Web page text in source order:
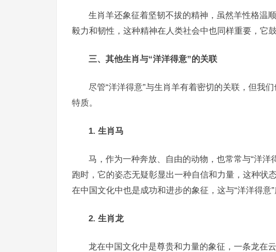
生肖羊还象征着坚韧不拔的精神，虽然羊性格温
毅力和韧性，这种精神在人类社会中也同样重要，它
三、其他生肖与“洋洋得意”的关联
尽管“洋洋得意”与生肖羊有着密切的关联，但我
特质。
1. 生肖马
马，作为一种奔放、自由的动物，也常常与“洋
跑时，它的姿态无疑彰显出一种自信和力量，这种状
在中国文化中也是成功和进步的象征，这与“洋洋得意
2. 生肖龙
龙在中国文化中是尊贵和力量的象征，一条龙在